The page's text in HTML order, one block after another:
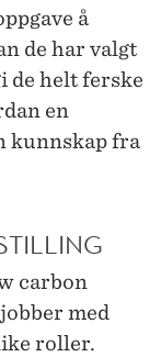
å
de har valgt
de helt ferske
en
kunnskap fra
carbon
med
roller.